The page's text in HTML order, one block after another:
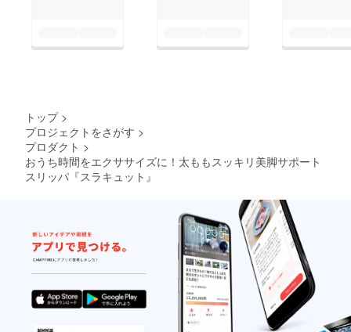
トップ >
プロジェクトをさがす >
プロダクト >
おうち時間をエクササイズに！太ももスッキリ美脚サポート
スリッパ『スラキュット』